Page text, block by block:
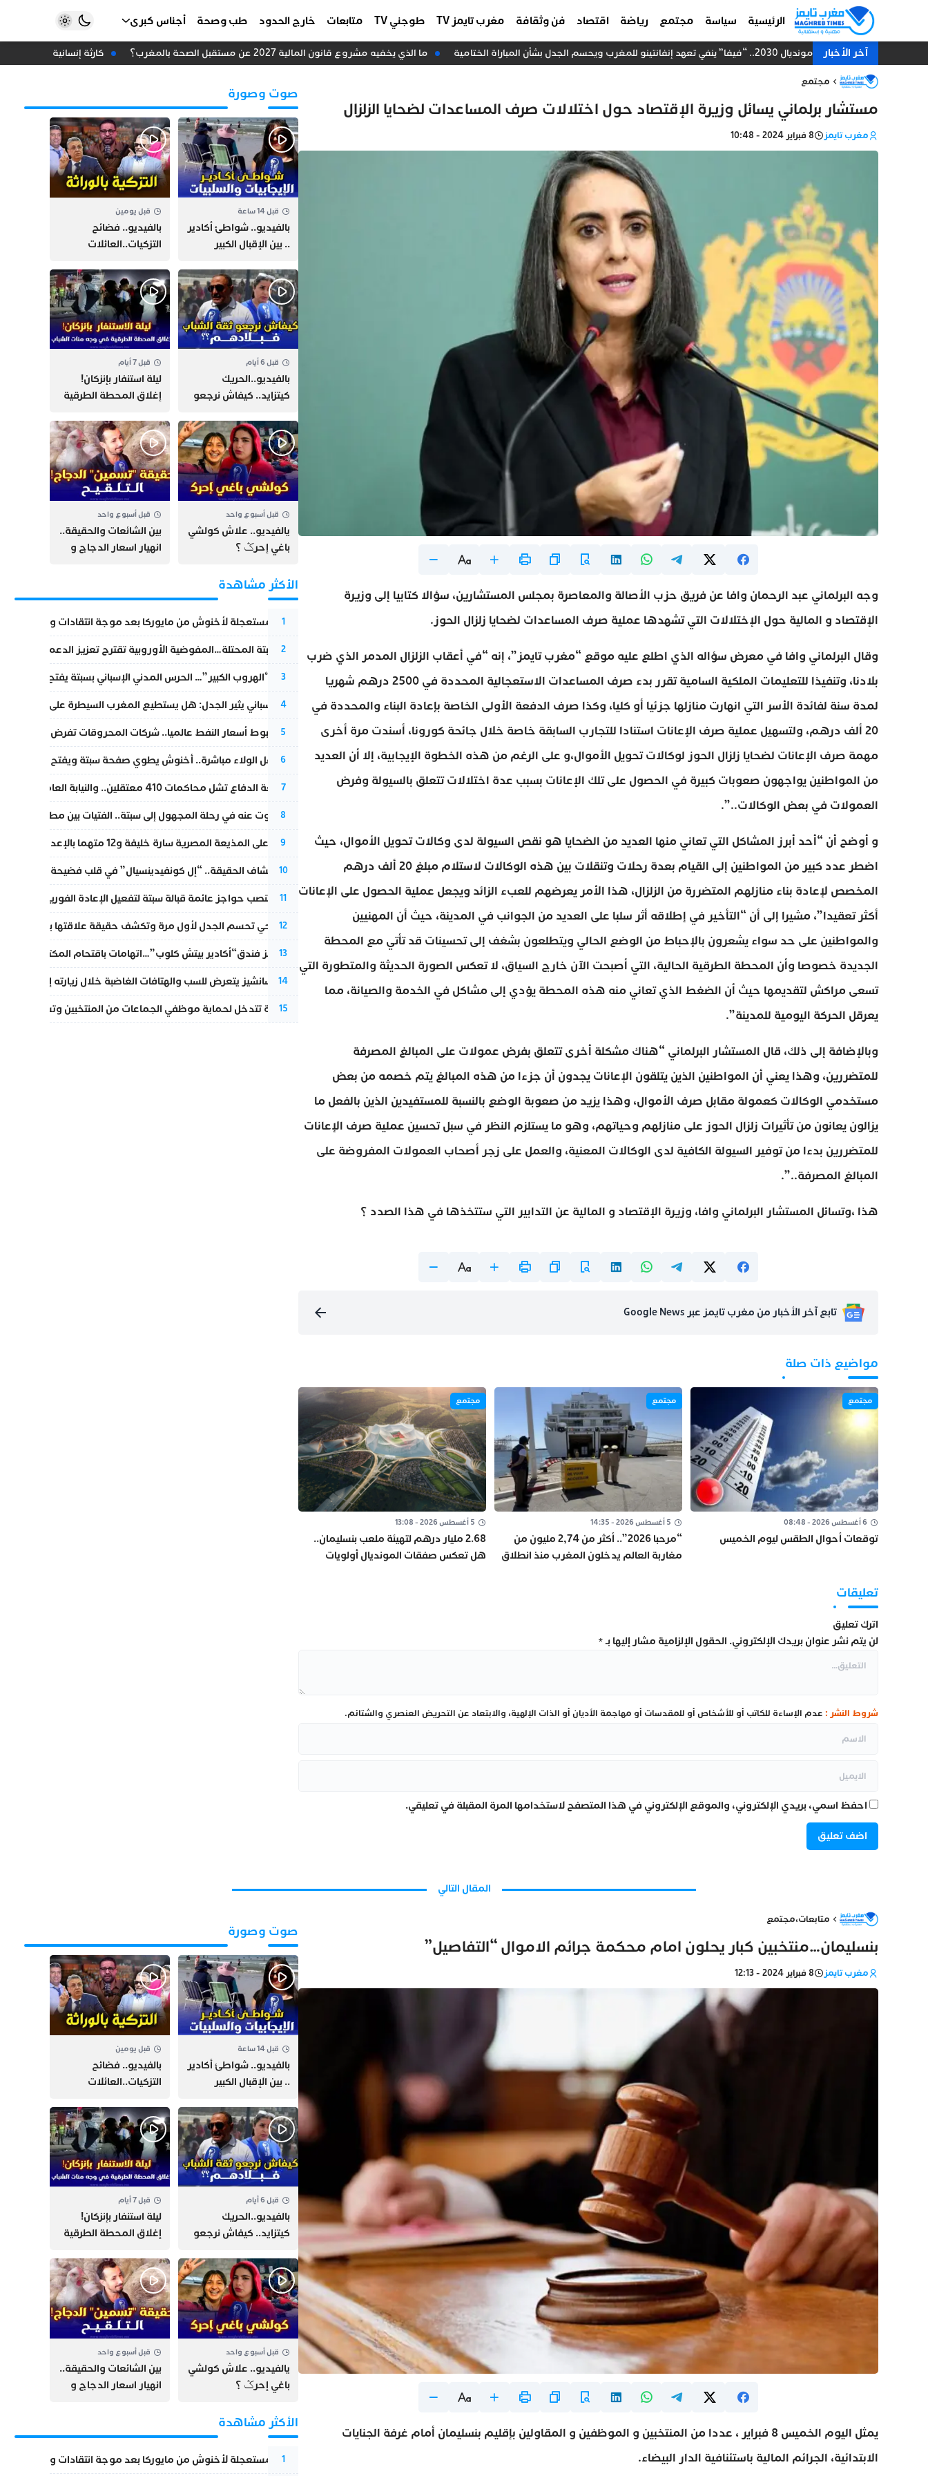
الرئيسية سياسة مجتمع رياضة اقتصاد فن وثقافة مغرب تايمز TV طوجني TV متابعات خارج الحدود طب وصحة أجناس كبرى
آخر الأخبارنهائي مونديال 2030.. “فيفا” ينفي تعهد إنفانتينو للمغرب ويحسم الجدل بشأن المباراة الختامية ما الذي يخفيه مشروع قانون المالية 2027 عن مستقبل الصحة بالمغرب؟ كارثة إنسانية في سبتة
مجتمع
مستشار برلماني يسائل وزيرة الإقتصاد حول اختلالات صرف المساعدات لضحايا الزلزال
مغرب تايمز 8 فبراير 2024 - 10:48
وجه البرلماني عبد الرحمان وافا عن فريق حزب الأصالة والمعاصرة بمجلس المستشارين، سؤالا كتابيا إلى وزيرة
الإقتصاد و المالية حول الإختلالات التي تشهدها عملية صرف المساعدات لضحايا زلزال الحوز.
وقال البرلماني وافا في معرض سؤاله الذي اطلع عليه موقع “مغرب تايمز”، إنه “في أعقاب الزلزال المدمر الذي ضرب
بلادنا، وتنفيذا للتعليمات الملكية السامية تقرر بدء ‏صرف ‏المساعدات الاستعجالية ‏المحددة في 2500 درهم شهريا
لمدة سنة لفائدة الأسر التي انهارت منازلها جزئيا أو كليا، وكذا صرف الدفعة الأولى الخاصة بإعادة البناء والمحددة في
20 ألف درهم، ولتسهيل عملية صرف الإعانات استنادا للتجارب السابقة خاصة خلال جائحة كورونا، أسندت مرة أخرى
مهمة صرف الإعانات لضحايا زلزال الحوز لوكالات تحويل الأموال،و على الرغم من هذه الخطوة الإيجابية، إلا أن العديد
من المواطنين يواجهون صعوبات كبيرة في الحصول على تلك الإعانات بسبب عدة اختلالات تتعلق بالسيولة وفرض
العمولات في بعض الوكالات..”.
و أوضح أن “أحد أبرز المشاكل التي تعاني منها العديد من الضحايا هو نقص السيولة لدى وكالات تحويل الأموال، حيث
اضطر عدد كبير من المواطنين إلى القيام بعدة رحلات وتنقلات بين هذه الوكالات لاستلام مبلغ 20 ألف درهم
المخصص لإعادة بناء منازلهم المتضررة من الزلزال، هذا الأمر يعرضهم للعبء الزائد ويجعل عملية الحصول على الإعانات
أكثر تعقيدا”، مشيرا إلى أن “التأخير في إطلاقه أثر سلبا على العديد من الجوانب في المدينة، حيث أن المهنيين
والمواطنين على حد سواء يشعرون بالإحباط من الوضع الحالي ويتطلعون بشغف إلى تحسينات قد تأتي مع المحطة
الجديدة خصوصا وأن المحطة الطرقية الحالية، التي أصبحت الآن خارج السياق، لا تعكس الصورة الحديثة والمتطورة التي
تسعى مراكش لتقديمها حيث أن الضغط الذي تعاني منه هذه المحطة يؤدي إلى مشاكل في الخدمة والصيانة، مما
يعرقل الحركة اليومية للمدينة”.
وبالإضافة إلى ذلك، قال المستشار البرلماني “هناك مشكلة أخرى تتعلق بفرض عمولات على المبالغ المصرفة
للمتضررين، وهذا يعني أن المواطنين الذين يتلقون الإعانات يجدون أن جزءا من هذه المبالغ يتم خصمه من بعض
مستخدمي الوكالات كعمولة مقابل صرف الأموال، وهذا يزيد من صعوبة الوضع بالنسبة للمستفيدين الذين بالفعل ما
يزالون يعانون من تأثيرات زلزال الحوز على منازلهم وحياتهم، وهو ما يستلزم النظر في سبل تحسين عملية صرف الإعانات
للمتضررين بدءا من توفير السيولة الكافية لدى الوكالات المعنية، والعمل على زجر أصحاب العمولات المفروضة على
المبالغ المصرفة..”.
هذا ،وتسائل المستشار البرلماني وافا، وزيرة الإقتصاد و المالية عن التدابير التي ستتخذها في هذا الصدد ؟
تابع آخر الأخبار من مغرب تايمز عبر Google News
مواضيع ذات صلة
مجتمع
6 أغسطس 2026 - 08:48
توقعات أحوال الطقس ليوم الخميس
مجتمع
5 أغسطس 2026 - 14:35
“مرحبا 2026”.. أكثر من 2,74 مليون من
مغاربة العالم يدخلون المغرب منذ انطلاق
مجتمع
5 أغسطس 2026 - 13:08
2.68 مليار درهم لتهيئة ملعب بنسليمان..
هل تعكس صفقات المونديال أولويات
تعليقات
اترك تعليق
لن يتم نشر عنوان بريدك الإلكتروني. الحقول الإلزامية مشار إليها بـ*
شروط النشر : عدم الإساءة للكاتب أو للأشخاص أو للمقدسات أو مهاجمة الأديان أو الذات الإلهية، والابتعاد عن التحريض العنصري والشتائم.
احفظ اسمي، بريدي الإلكتروني، والموقع الإلكتروني في هذا المتصفح لاستخدامها المرة المقبلة في تعليقي.
صوت وصورة
قبل 14 ساعة
بالفيديو.. شواطئ أكادير
.. بين الإقبال الكبير
الازدحام وغلاء الكراء
قبل يومين
بالفيديو.. فضائح
التزكيات..العائلات
وقصة “وهبي”
و”السيمو” تثير الجدل
قبل 6 أيام
بالفيديو..الحريك
كيتزايد.. كيفاش نرجعو
قبل 7 أيام
​ليلة استنفار بإنزكان!
إغلاق المحطة الطرقية
اللحاق بـ”هروب سبتة”
قبل أسبوع واحد
يالفيديو.. علاش كولشي
باغي إحرݣ ؟
قبل أسبوع واحد
بين الشائعات والحقيقة..
انهيار اسعار الدجاج و
الأكثر مشاهدة
1
عودة مستعجلة لأخنوش من مايوركا بعد موجة انتقادات واسعة
2
أزمة سبتة المحتلة…المفوضية الأوروبية تقترح تعزيز الدعم المالي
3
عملية “الهروب الكبير”… الحرس المدني الإسباني بسبتة يفتح قناة
4
تقرير إسباني يثير الجدل: هل يستطيع المغرب السيطرة على سبتة
5
رغم هبوط أسعار النفط عالميا.. شركات المحروقات تفرض زيادة
6
بعد حفل الولاء مباشرة.. أخنوش يطوي صفحة سبتة ويفتح ملف
7
مقاطعة الدفاع تشل محاكمات 410 معتقلين.. والنيابة العامة تبحث عن حل قانوني
8
المسكوت عنه في رحلة المجهول إلى سبتة.. الفتيات بين مطرقة البحر
9
الحكم على المذيعة المصرية سارة خليفة و12 متهما بالإعدام في قضية هزت بلاد الفراعنة
10
بعد انكشاف الحقيقة.. “إل كونفيدينسيال” في قلب فضيحة صورة
11
إسبانيا تنصب حواجز عائمة قبالة سبتة لتفعيل الإعادة الفورية
12
نورا فتحي تحسم الجدل لأول مرة وتكشف حقيقة علاقتها بياسين بونو
13
أزمة تهز فندق“أكادير بيتش كلوب”…اتهامات باقتحام المكتب النقابي
14
بيدرو سانشيز يتعرض للسب والهتافات الغاضبة خلال زيارته إلى سبتة
15
الداخلية تتدخل لحماية موظفي الجماعات من المنتخبين وتسحب ملف
المقال التالي
متابعات،مجتمع
بنسليمان…منتخبين كبار يحلون امام محكمة جرائم الاموال “التفاصيل”
مغرب تايمز 8 فبراير 2024 - 12:13
يمثل اليوم الخميس 8 فبراير ، عددا من المنتخبين و الموظفين و المقاولين بإقليم بنسليمان أمام غرفة الجنايات
الابتدائية، الجرائم المالية باستئنافية الدار البيضاء.
صوت وصورة
قبل 14 ساعة
بالفيديو.. شواطئ أكادير
.. بين الإقبال الكبير
الازدحام وغلاء الكراء
قبل يومين
بالفيديو.. فضائح
التزكيات..العائلات
وقصة “وهبي”
و”السيمو” تثير الجدل
قبل 6 أيام
بالفيديو..الحريك
كيتزايد.. كيفاش نرجعو
قبل 7 أيام
​ليلة استنفار بإنزكان!
إغلاق المحطة الطرقية
اللحاق بـ”هروب سبتة”
قبل أسبوع واحد
يالفيديو.. علاش كولشي
باغي إحرݣ ؟
قبل أسبوع واحد
بين الشائعات والحقيقة..
انهيار اسعار الدجاج و
الأكثر مشاهدة
1
عودة مستعجلة لأخنوش من مايوركا بعد موجة انتقادات واسعة